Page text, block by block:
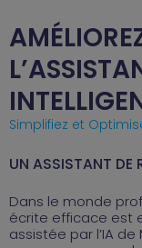
Simplifiez et
UN ASSISTANT DE
Dans le monde
écrite efficace est
assistée par l’IA